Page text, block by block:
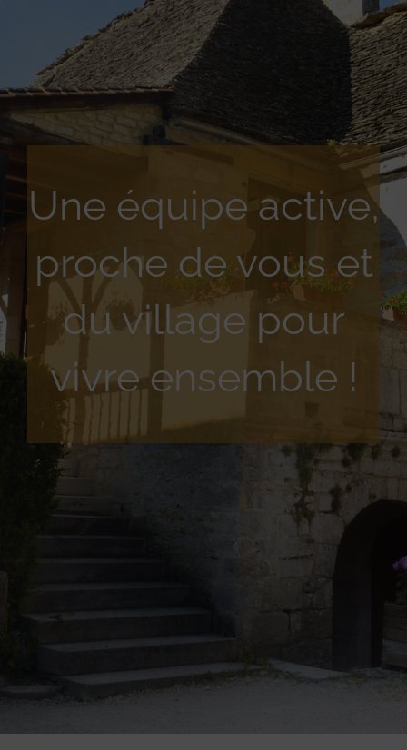
Une équipe active,
proche de vous et
du village pour
vivre ensemble !